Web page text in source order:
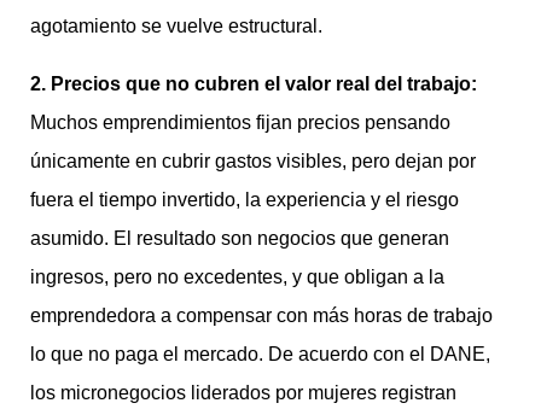
agotamiento se vuelve estructural.
2. Precios que no cubren el valor real del trabajo:
Muchos emprendimientos fijan precios pensando
únicamente en cubrir gastos visibles, pero dejan por
fuera el tiempo invertido, la experiencia y el riesgo
asumido. El resultado son negocios que generan
ingresos, pero no excedentes, y que obligan a la
emprendedora a compensar con más horas de trabajo
lo que no paga el mercado. De acuerdo con el DANE,
los micronegocios liderados por mujeres registran